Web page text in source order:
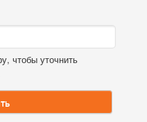
чтобы уточнить